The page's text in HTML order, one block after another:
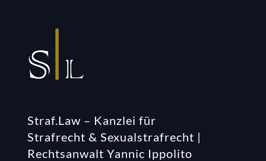
Straf.Law – Kanzlei für
Strafrecht & Sexualstrafrecht |
Rechtsanwalt Yannic Ippolito